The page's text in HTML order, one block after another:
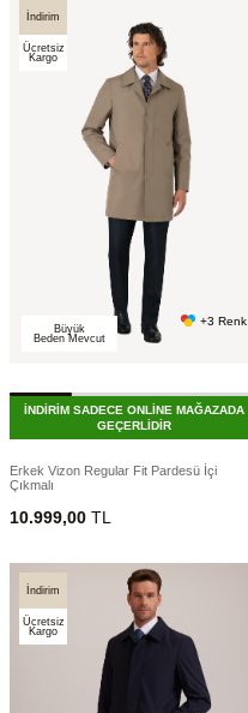
İndirim
Ücretsiz
Kargo
Büyük
Beden Mevcut
+3 Renk
İNDİRİM SADECE ONLİNE MAĞAZADA
GEÇERLİDİR
Erkek Vizon Regular Fit Pardesü İçi
Çıkmalı
10.999,00 TL
İndirim
Ücretsiz
Kargo